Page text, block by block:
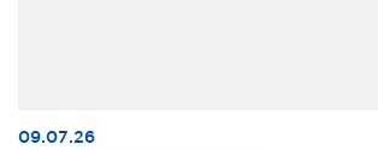
09.07.26